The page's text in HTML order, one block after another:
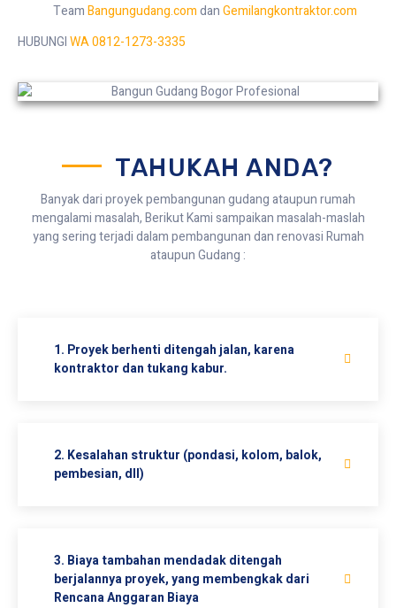
TeamBangungudang.comdanGemilangkontraktor.com
HUBUNGIWA 0812-1273-3335
TAHUKAH ANDA?
Banyak dari proyek pembangunan gudang ataupun rumah
mengalami masalah, Berikut Kami sampaikan masalah-maslah
yang sering terjadi dalam pembangunan dan renovasi Rumah
ataupun Gudang :
1. Proyek berhenti ditengah jalan, karena
kontraktor dan tukang kabur.
2. Kesalahan struktur (pondasi, kolom, balok,
pembesian, dll)
3. Biaya tambahan mendadak ditengah
berjalannya proyek, yang membengkak dari
Rencana Anggaran Biaya